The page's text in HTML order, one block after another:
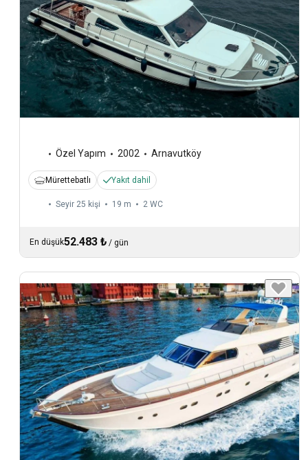
Özel Yapım 2002 Arnavutköy
Mürettebatlı Yakıt dahil
Seyir 25 kişi 19 m 2 WC
En düşük52.483 ₺ / gün